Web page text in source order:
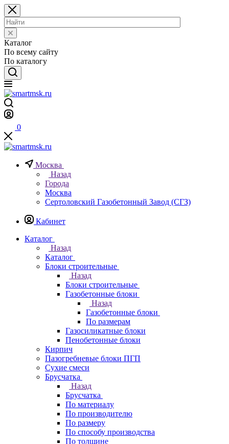
Каталог
По всему сайту
По каталогу
0
Москва
Назад
Города
Москва
Сертоловский Газобетонный Завод (СГЗ)
Кабинет
Каталог
Назад
Каталог
Блоки строительные
Назад
Блоки строительные
Газобетонные блоки
Назад
Газобетонные блоки
По размерам
Газосиликатные блоки
Пенобетонные блоки
Кирпич
Пазогребневые блоки ПГП
Сухие смеси
Брусчатка
Назад
Брусчатка
По материалу
По производителю
По размеру
По способу производства
По толщине